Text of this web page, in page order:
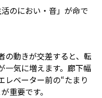
のにおい・音」が命で
の動きが交差すると、転
一気に増えます。廊下幅
レベーター前の“たまり
重要です。